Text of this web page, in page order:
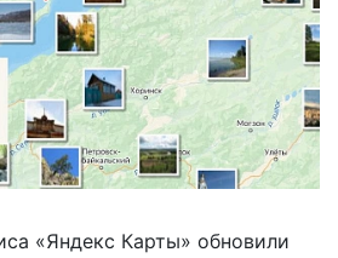
«Яндекс Карты» обновили